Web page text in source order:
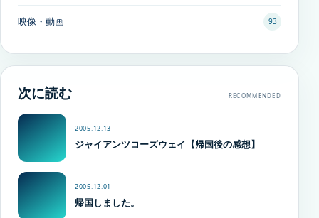
映像・動画 93
次に読む RECOMMENDED
2005.12.13
ジャイアンツコーズウェイ【帰国後の感想】
2005.12.01
帰国しました。